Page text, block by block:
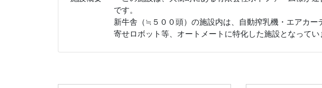
です。
新牛舎（≒５００頭）の施設内は、自動搾乳機・エアカー
寄せロボット等、オートメートに特化した施設となってい